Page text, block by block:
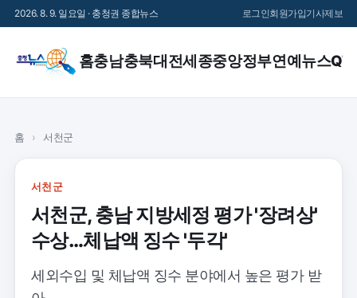
2026. 8. 9. 일요일 · 충청권 종합뉴스 로그인회원가입기사제보
홈충남충북대전세종중앙정부연예 뉴스
홈 › 서천군
서천군
서천군, 충남 지방세정 평가 '장려상'
수상…체납액 징수 '두각'
세외수입 및 체납액 징수 분야에서 높은 평가 받